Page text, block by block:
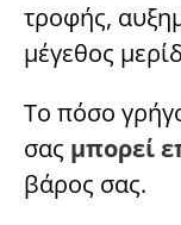
τροφής,
μέγεθος
Το πόσο
σας μπορεί
βάρος σας.